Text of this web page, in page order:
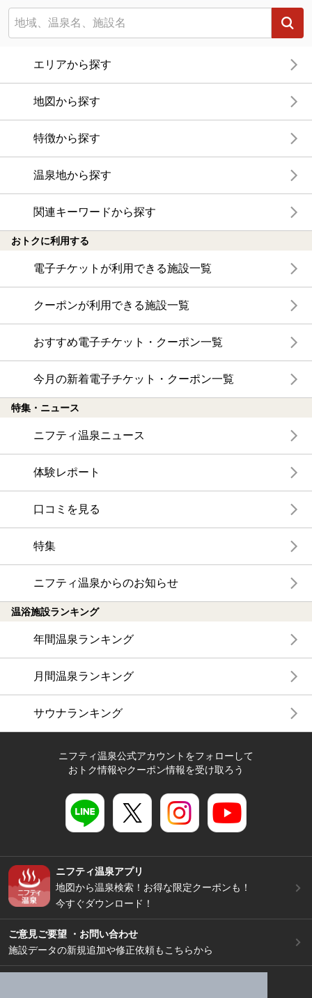
エリアから探す
地図から探す
特徴から探す
温泉地から探す
関連キーワードから探す
おトクに利用する
電子チケットが利用できる施設一覧
クーポンが利用できる施設一覧
おすすめ電子チケット・クーポン一覧
今月の新着電子チケット・クーポン一覧
特集・ニュース
ニフティ温泉ニュース
体験レポート
口コミを見る
特集
ニフティ温泉からのお知らせ
温浴施設ランキング
年間温泉ランキング
月間温泉ランキング
サウナランキング
ニフティ温泉公式アカウントをフォローして
おトク情報やクーポン情報を受け取ろう
ニフティ温泉アプリ
地図から温泉検索！お得な限定クーポンも！
今すぐダウンロード！
ご意見ご要望 ・お問い合わせ
施設データの新規追加や修正依頼もこちらから